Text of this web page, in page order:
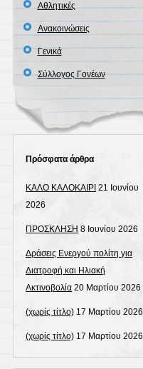
Αθλητικές
Ανακοινώσεις
Γενικά
Σύλλογος Γονέων
Πρόσφατα άρθρα
ΚΑΛΟ ΚΑΛΟΚΑΙΡΙ 21 Ιουνίου
2026
ΠΡΟΣΚΛΗΣΗ 8 Ιουνίου 2026
Δράσεις Ενεργού πολίτη για
Διατροφή και Ηλιακή
Ακτινοβολία 20 Μαρτίου 2026
(χωρίς τίτλο) 17 Μαρτίου 2026
(χωρίς τίτλο) 17 Μαρτίου 2026